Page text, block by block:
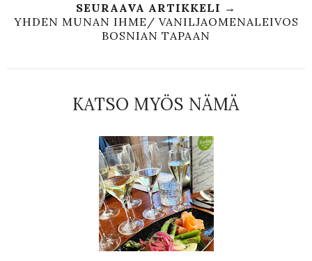
SEURAAVA ARTIKKELI →
YHDEN MUNAN IHME/ VANILJAOMENALEIVOS
BOSNIAN TAPAAN
KATSO MYÖS NÄMÄ